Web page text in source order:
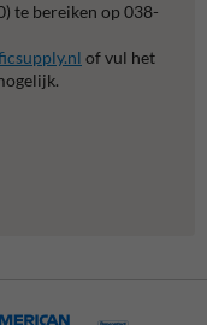
te bereiken op 038-
of vul het